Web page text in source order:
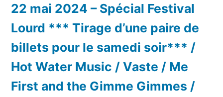
22 mai 2024 – Spécial Festival
Lourd *** Tirage d’une paire de
billets pour le samedi soir*** /
Hot Water Music / Vaste / Me
First and the Gimme Gimmes /